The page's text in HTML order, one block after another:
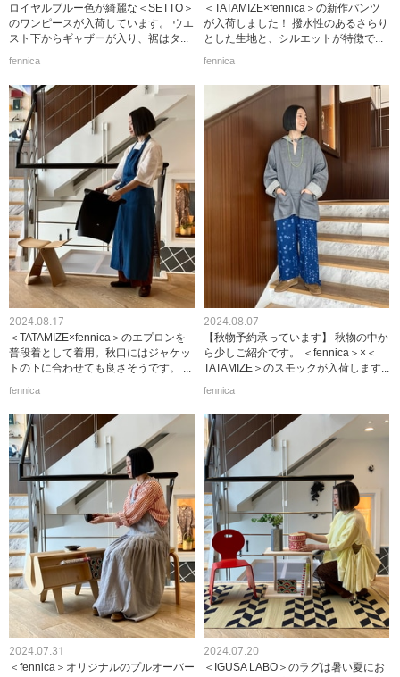
ロイヤルブルー色が綺麗な＜SETTO＞
のワンピースが入荷しています。 ウエ
スト下からギャザーが入り、裾はタ...
fennica
＜TATAMIZE×fennica＞の新作パンツ
が入荷しました！ 撥水性のあるさらり
とした生地と、シルエットが特徴で...
fennica
2024.08.17
＜TATAMIZE×fennica＞のエプロンを
普段着として着用。秋口にはジャケッ
トの下に合わせても良さそうです。 ...
fennica
2024.08.07
【秋物予約承っています】 秋物の中か
ら少しご紹介です。 ＜fennica＞×＜
TATAMIZE＞のスモックが入荷します...
fennica
2024.07.31
＜fennica＞オリジナルのプルオーバー
2024.07.20
＜IGUSA LABO＞のラグは暑い夏にお